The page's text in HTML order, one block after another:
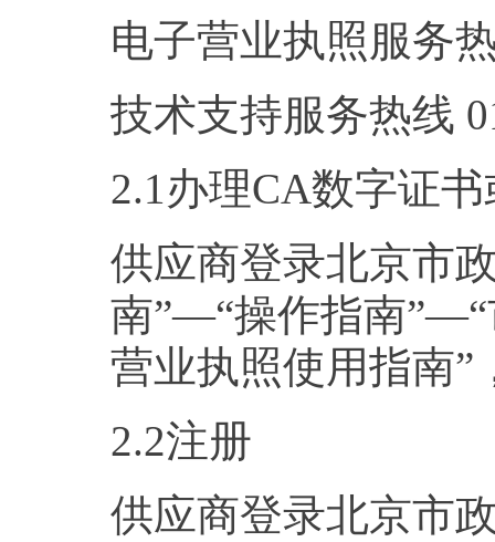
电子营业执照服务
技术支持服务热线
2.1办理CA数字证
供应商登录北京市
南”—“操作指南”—“
营业执照使用指南”
2.2注册
供应商登录北京市